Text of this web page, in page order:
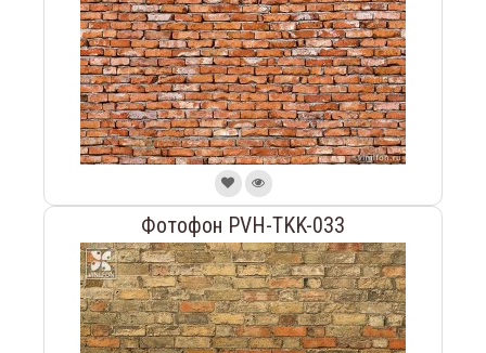
Фотофон PVH-TKK-033